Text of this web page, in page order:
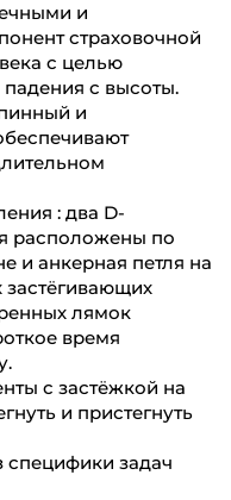
и
страховочной
с целью
с высоты.
и
: два D-
расположены по
и анкерная петля на
застёгивающих
лямок
время
с застёжкой на
и пристегнуть
специфики задач